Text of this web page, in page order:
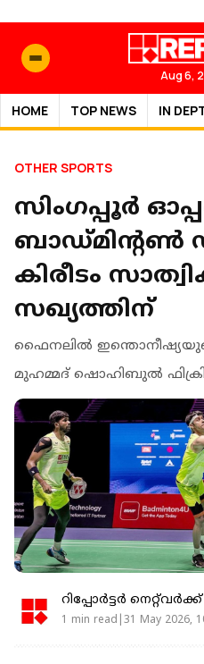
Aug 6,
HOME TOP NEWS IN
OTHER SPORTS
സിംഗപ്പൂര്‍
കിരീടം
സഖ്യത്തിന്
ഫൈനലില്‍
മുഹമ്മദ് ഷൊഹിബുല്‍
റിപ്പോർട്ടർ നെറ്റ്‌വര്‍ക്ക്‌
1 min read|31 May 2026,